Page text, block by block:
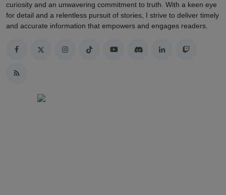
curiosity and an unwavering commitment to truth. With a keen eye
for detail and a relentless pursuit of stories, I strive to deliver timely
and accurate information that empowers and engages readers.